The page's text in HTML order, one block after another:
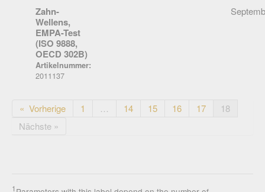
Zahn-
Wellens,
EMPA-Test
(ISO 9888,
OECD 302B)
Artikelnummer:
2011137
« Vorherige 1 … 14 15 16 17
18
Nächste »
1